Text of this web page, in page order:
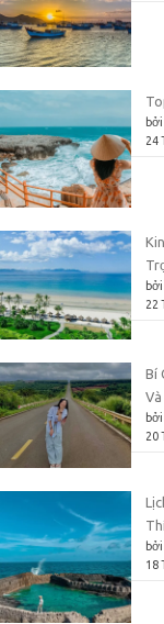
bởi
24
bởi
22
Bí
bởi
20
bởi
18